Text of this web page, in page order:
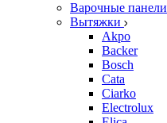
Варочные панели
Вытяжки
Akpo
Backer
Bosch
Cata
Ciarko
Electrolux